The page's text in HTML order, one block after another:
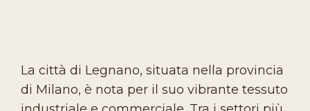
La città di Legnano, situata nella provincia
di Milano, è nota per il suo vibrante tessuto